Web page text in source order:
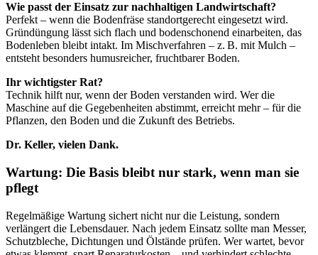
Wie passt der Einsatz zur nachhaltigen Landwirtschaft?
Perfekt – wenn die Bodenfräse standortgerecht eingesetzt wird.
Gründüngung lässt sich flach und bodenschonend einarbeiten, das
Bodenleben bleibt intakt. Im Mischverfahren – z. B. mit Mulch –
entsteht besonders humusreicher, fruchtbarer Boden.
Ihr wichtigster Rat?
Technik hilft nur, wenn der Boden verstanden wird. Wer die
Maschine auf die Gegebenheiten abstimmt, erreicht mehr – für die
Pflanzen, den Boden und die Zukunft des Betriebs.
Dr. Keller, vielen Dank.
Wartung: Die Basis bleibt nur stark, wenn man sie
pflegt
Regelmäßige Wartung sichert nicht nur die Leistung, sondern
verlängert die Lebensdauer. Nach jedem Einsatz sollte man Messer,
Schutzbleche, Dichtungen und Ölstände prüfen. Wer wartet, bevor